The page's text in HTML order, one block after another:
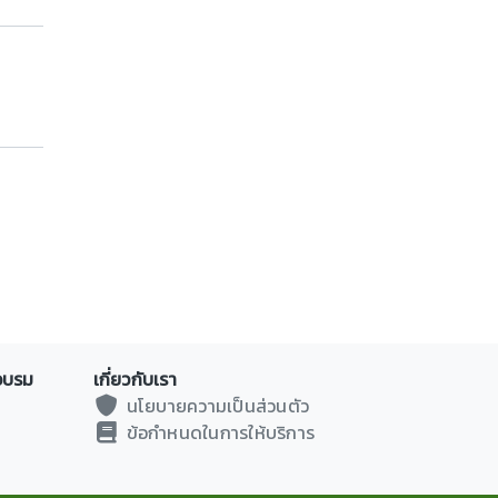
รม
เกี่ยวกับเรา
นโยบายความเป็นส่วนตัว
ข้อกำหนดในการให้บริการ